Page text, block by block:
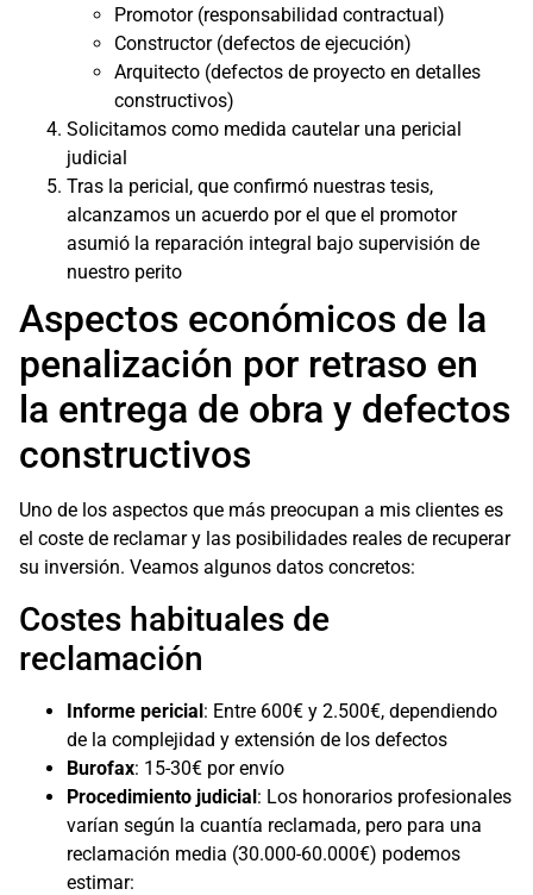
Promotor (responsabilidad contractual)
Constructor (defectos de ejecución)
Arquitecto (defectos de proyecto en detalles
constructivos)
Solicitamos como medida cautelar una pericial
judicial
Tras la pericial, que confirmó nuestras tesis,
alcanzamos un acuerdo por el que el promotor
asumió la reparación integral bajo supervisión de
nuestro perito
Aspectos económicos de la
penalización por retraso en
la entrega de obra y defectos
constructivos
Uno de los aspectos que más preocupan a mis clientes es
el coste de reclamar y las posibilidades reales de recuperar
su inversión. Veamos algunos datos concretos:
Costes habituales de
reclamación
Informe pericial: Entre 600€ y 2.500€, dependiendo
de la complejidad y extensión de los defectos
Burofax: 15-30€ por envío
Procedimiento judicial: Los honorarios profesionales
varían según la cuantía reclamada, pero para una
reclamación media (30.000-60.000€) podemos
estimar: